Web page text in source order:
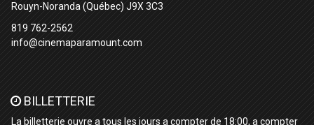
Rouyn-Noranda (Québec) J9X 3C3
819 762-2562
info@cinemaparamount.com
BILLETTERIE
La billetterie ouvre a tous les jours a compter de 18:00, a compter